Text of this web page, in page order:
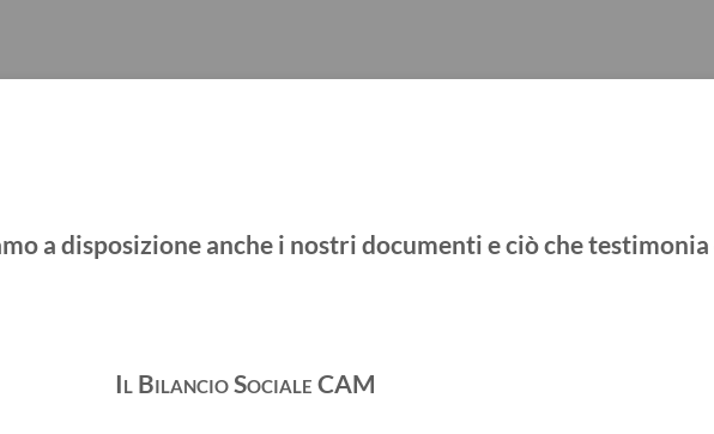
a disposizione anche i nostri documenti e ciò che testimonia
Il Bilancio Sociale CAM